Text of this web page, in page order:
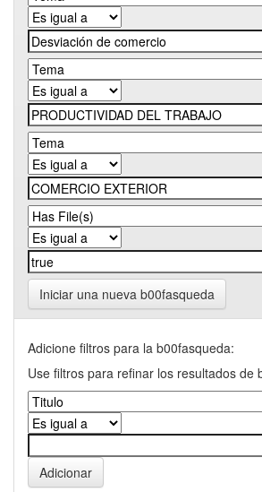
Iniciar una nueva b00fasqueda
Adicione filtros para la b00fasqueda:
Use filtros para refinar los resultados de